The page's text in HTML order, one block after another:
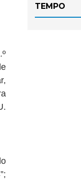
TEMPO